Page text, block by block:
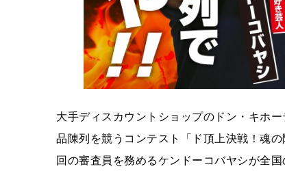
大手ディスカウントショップのドン・キホ
品陳列を競うコンテスト「ド頂上決戦！魂
回の審査員を務めるケンドーコバヤシが全